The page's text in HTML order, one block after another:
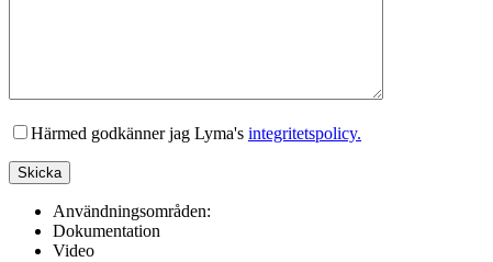
Lämna detta fält tomt.
Härmed godkänner jag Lyma's integritetspolicy.
Användningsområden:
Dokumentation
Video